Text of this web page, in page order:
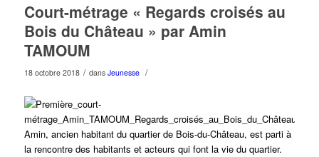
Court-métrage « Regards croisés au
Bois du Château » par Amin
TAMOUM
18 octobre 2018 / dans Jeunesse /
Amin, ancien habitant du quartier de Bois-du-Château, est parti à
la rencontre des habitants et acteurs qui font la vie du quartier.